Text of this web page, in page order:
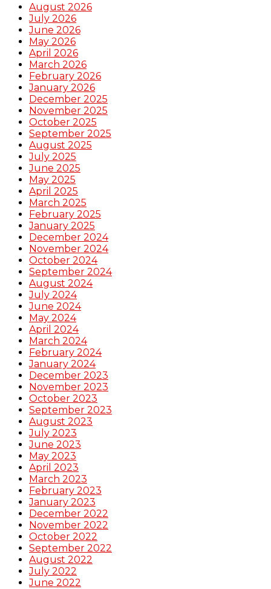
August 2026
July 2026
June 2026
May 2026
April 2026
March 2026
February 2026
January 2026
December 2025
November 2025
October 2025
September 2025
August 2025
July 2025
June 2025
May 2025
April 2025
March 2025
February 2025
January 2025
December 2024
November 2024
October 2024
September 2024
August 2024
July 2024
June 2024
May 2024
April 2024
March 2024
February 2024
January 2024
December 2023
November 2023
October 2023
September 2023
August 2023
July 2023
June 2023
May 2023
April 2023
March 2023
February 2023
January 2023
December 2022
November 2022
October 2022
September 2022
August 2022
July 2022
June 2022